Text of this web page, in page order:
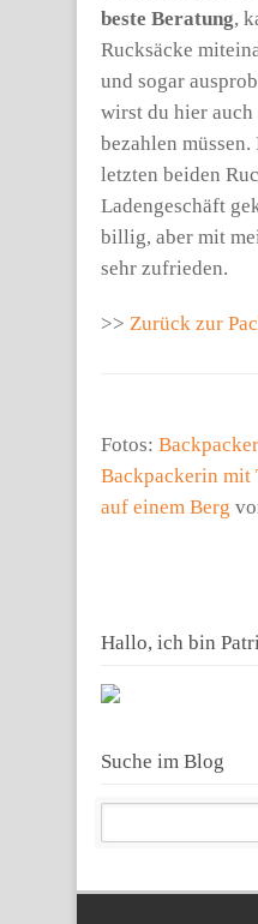
beste Beratung,
Rucksäcke
und sogar
wirst du hier auch
bezahlen
letzten beiden
Ladengeschäft
billig, aber mit
sehr zufrieden.
>> Zurück zur
Fotos:
Backpackerin mit
auf einem Berg
Hallo, ich bin
Suche im Blog